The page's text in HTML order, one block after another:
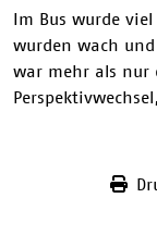
Im Bus wurde
wurden wach
war mehr als nur